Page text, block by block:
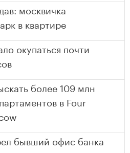
москвичка
в квартире
окупаться почти
более 109 млн
в Four
бывший офис банка